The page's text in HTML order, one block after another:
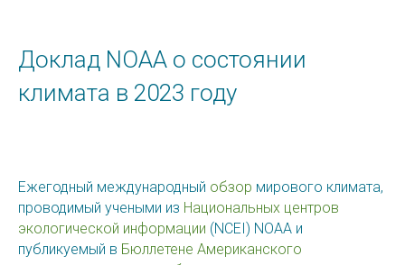
Доклад NOAA о состоянии
климата в 2023 году
Ежегодный международный обзор мирового климата,
проводимый учеными из Национальных центров
экологической информации (NCEI) NOAA и
публикуемый в Бюллетене Американского